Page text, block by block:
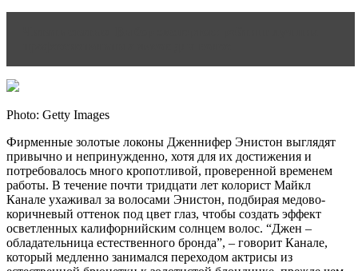
Photo: Getty Images
Фирменные золотые локоны Дженнифер Энистон выглядят
привычно и непринужденно, хотя для их достижения и
потребовалось много кропотливой, проверенной временем
работы. В течение почти тридцати лет колорист Майкл
Канале ухаживал за волосами Энистон, подбирая медово-
коричневый оттенок под цвет глаз, чтобы создать эффект
осветленных калифорнийским солнцем волос. “Джен –
обладательница естественного бронда”, – говорит Канале,
который медленно занимался переходом актрисы из